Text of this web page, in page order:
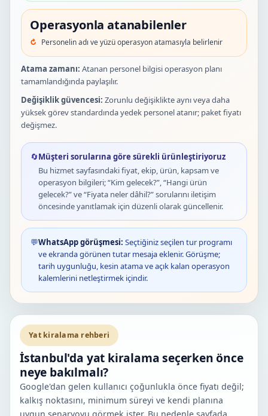
Operasyonla atanabilenler
Personelin adı ve yüzü operasyon atamasıyla belirlenir
Atama zamanı: Atanan personel bilgisi operasyon planı
tamamlandığında paylaşılır.
Değişiklik güvencesi: Zorunlu değişiklikte aynı veya daha
yüksek görev standardında yedek personel atanır; paket fiyatı
değişmez.
🔄Müşteri sorularına göre sürekli ürünleştiriyoruz
Bu hizmet sayfasındaki fiyat, ekip, ürün, kapsam ve
operasyon bilgileri; “Kim gelecek?”, “Hangi ürün
gelecek?” ve “Fiyata neler dâhil?” sorularını iletişim
öncesinde yanıtlamak için düzenli olarak güncellenir.
💬WhatsApp görüşmesi: Seçtiğiniz seçilen tur programı
ve ekranda görünen tutar mesaja eklenir. Görüşme;
tarih uygunluğu, kesin atama ve açık kalan operasyon
kalemlerini netleştirmek içindir.
Yat kiralama rehberi
İstanbul'da yat kiralama seçerken önce
neye bakılmalı?
Google'dan gelen kullanıcı çoğunlukla önce fiyatı değil;
kalkış noktasını, minimum süreyi ve kendi planına